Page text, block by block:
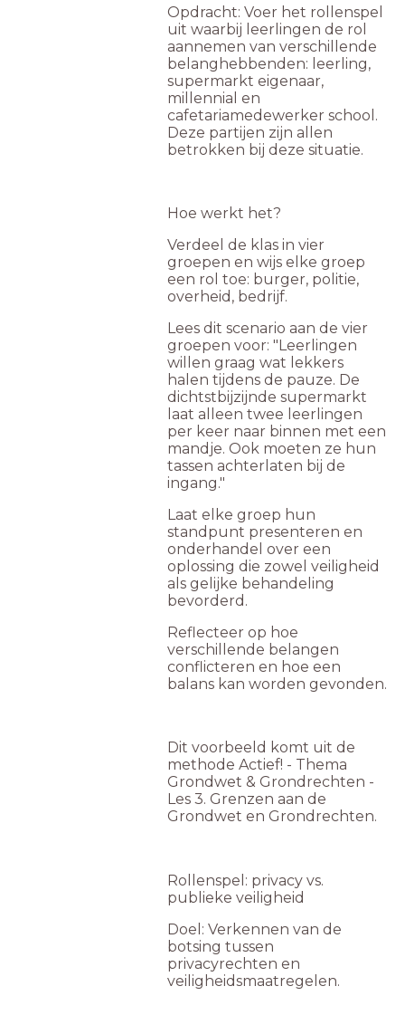
Opdracht: Voer het rollenspel
uit waarbij leerlingen de rol
aannemen van verschillende
belanghebbenden: leerling,
supermarkt eigenaar,
millennial en
cafetariamedewerker school.
Deze partijen zijn allen
betrokken bij deze situatie.
Hoe werkt het?
Verdeel de klas in vier
groepen en wijs elke groep
een rol toe: burger, politie,
overheid, bedrijf.
Lees dit scenario aan de vier
groepen voor: "Leerlingen
willen graag wat lekkers
halen tijdens de pauze. De
dichtstbijzijnde supermarkt
laat alleen twee leerlingen
per keer naar binnen met een
mandje. Ook moeten ze hun
tassen achterlaten bij de
ingang."
Laat elke groep hun
standpunt presenteren en
onderhandel over een
oplossing die zowel veiligheid
als gelijke behandeling
bevorderd.
Reflecteer op hoe
verschillende belangen
conflicteren en hoe een
balans kan worden gevonden.
Dit voorbeeld komt uit de
methode Actief! - Thema
Grondwet & Grondrechten -
Les 3. Grenzen aan de
Grondwet en Grondrechten.
Rollenspel: privacy vs.
publieke veiligheid
Doel: Verkennen van de
botsing tussen
privacyrechten en
veiligheidsmaatregelen.